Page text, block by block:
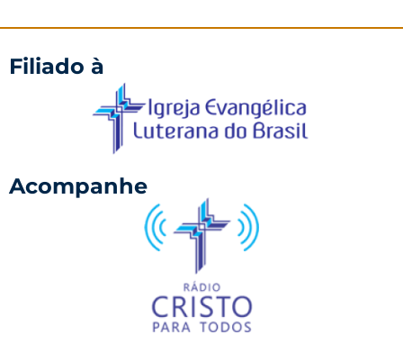
Filiado à
Acompanhe